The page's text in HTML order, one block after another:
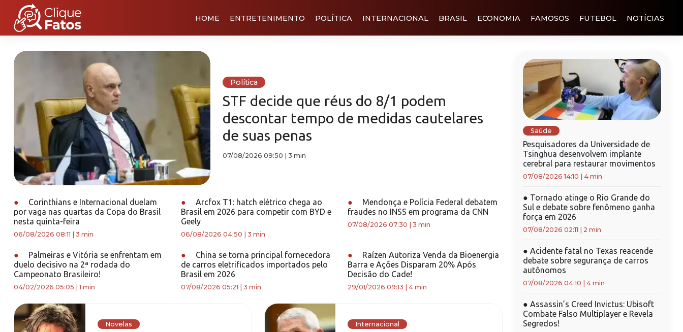
HOME ENTRETENIMENTO POLÍTICA INTERNACIONAL BRASIL ECONOMIA FAMOSOS FUTEBOL NOTÍCIAS
Política
STF decide que réus do 8/1 podem
descontar tempo de medidas cautelares
de suas penas
07/08/2026 09:50 3 min
●
Corinthians e Internacional duelam
por vaga nas quartas da Copa do Brasil
nesta quinta-feira
06/08/2026 08:11 3 min
●
Arcfox T1: hatch elétrico chega ao
Brasil em 2026 para competir com BYD e
Geely
06/08/2026 04:50 3 min
●
Mendonça e Polícia Federal debatem
fraudes no INSS em programa da CNN
07/08/2026 07:30 3 min
●
Palmeiras e Vitória se enfrentam em
duelo decisivo na 2ª rodada do
Campeonato Brasileiro!
04/02/2026 05:05 |1 min
●
China se torna principal fornecedora
de carros eletrificados importados pelo
Brasil em 2026
07/08/2026 05:21 3 min
●
Raízen Autoriza Venda da Bioenergia
Barra e Ações Disparam 20% Após
Decisão do Cade!
29/01/2026 09:13 4 min
Novelas Internacional
Saúde
Pesquisadores da Universidade de
Tsinghua desenvolvem implante
cerebral para restaurar movimentos
07/08/2026 14:10 4 min
● Tornado atinge o Rio Grande do
Sul e debate sobre fenômeno ganha
força em 2026
07/08/2026 02:11 2 min
● Acidente fatal no Texas reacende
debate sobre segurança de carros
autônomos
07/08/2026 04:10 4 min
● Assassin’s Creed Invictus: Ubisoft
Combate Falso Multiplayer e Revela
Segredos!